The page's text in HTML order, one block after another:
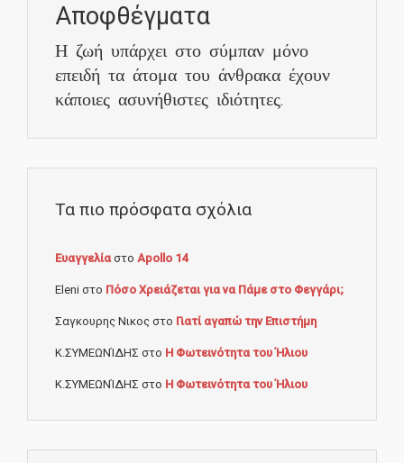
Αποφθέγματα
Η ζωή υπάρχει στο σύμπαν μόνο
επειδή τα άτομα του άνθρακα έχουν
κάποιες ασυνήθιστες ιδιότητες.
Τα πιο πρόσφατα σχόλια
Ευαγγελίαστο Apollo 14
Eleni στο Πόσο Χρειάζεται για να Πάμε στο Φεγγάρι;
Σαγκουρης Νικος στο Γιατί αγαπώ την Επιστήμη
Κ.ΣΥΜΕΩΝΊΔΗΣ στο Η Φωτεινότητα του Ήλιου
Κ.ΣΥΜΕΩΝΊΔΗΣ στο Η Φωτεινότητα του Ήλιου